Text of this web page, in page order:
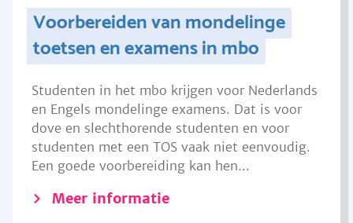
Voorbereiden van mondelinge
toetsen en examens in mbo
Studenten in het mbo krijgen voor Nederlands
en Engels mondelinge examens. Dat is voor
dove en slechthorende studenten en voor
studenten met een TOS vaak niet eenvoudig.
Een goede voorbereiding kan hen...
Meer informatie